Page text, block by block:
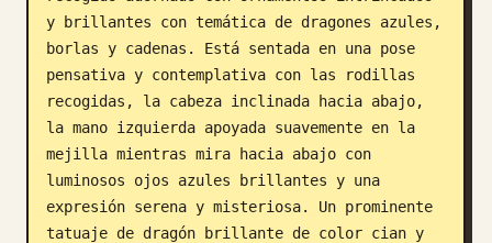
y brillantes con temática de dragones azules,
borlas y cadenas. Está sentada en una pose
pensativa y contemplativa con las rodillas
recogidas, la cabeza inclinada hacia abajo,
la mano izquierda apoyada suavemente en la
mejilla mientras mira hacia abajo con
luminosos ojos azules brillantes y una
expresión serena y misteriosa. Un prominente
tatuaje de dragón brillante de color cian y